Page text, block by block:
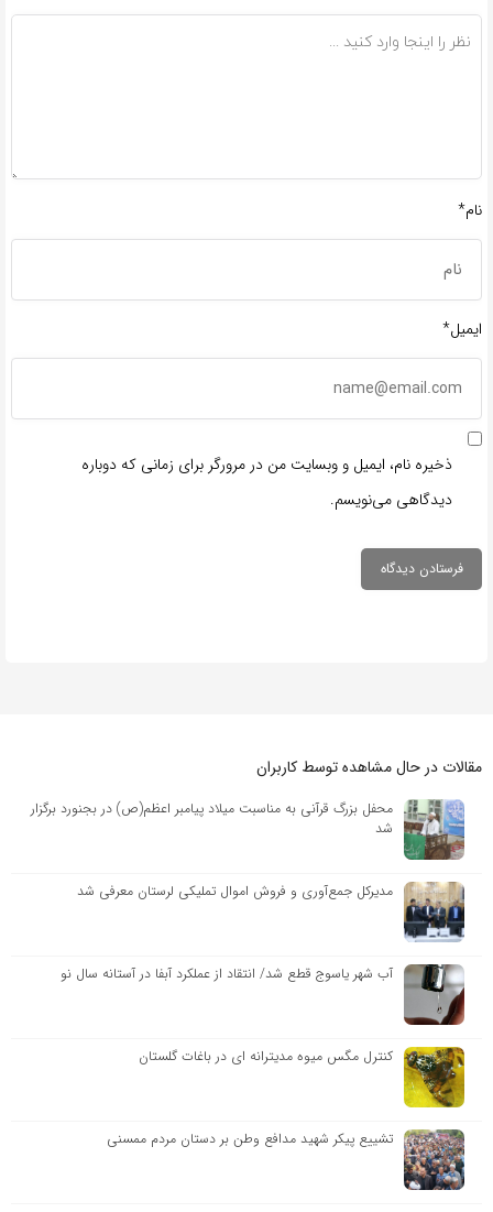
نام*
ایمیل*
ذخیره نام، ایمیل و وبسایت من در مرورگر برای زمانی که دوباره
دیدگاهی می‌نویسم.
مقالات در حال مشاهده توسط کاربران
محفل بزرگ قرآنی به مناسبت میلاد پیامبر اعظم(ص) در بجنورد برگزار
شد
مدیرکل جمع‌آوری و فروش اموال تملیکی لرستان معرفی شد
آب شهر یاسوج قطع شد/ انتقاد از عملکرد آبفا در آستانه سال نو
کنترل مگس میوه مدیترانه ای در باغات گلستان
تشییع پیکر شهید مدافع وطن بر دستان مردم ممسنی